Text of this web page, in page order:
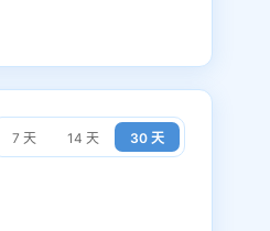
7 天 14 天 30 天